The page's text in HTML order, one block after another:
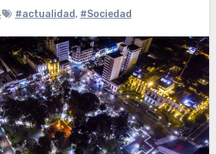
#actualidad, #Sociedad